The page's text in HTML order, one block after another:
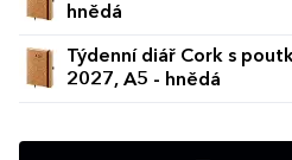
hnědá
Týdenní diář Cork s
2027, A5 - hnědá